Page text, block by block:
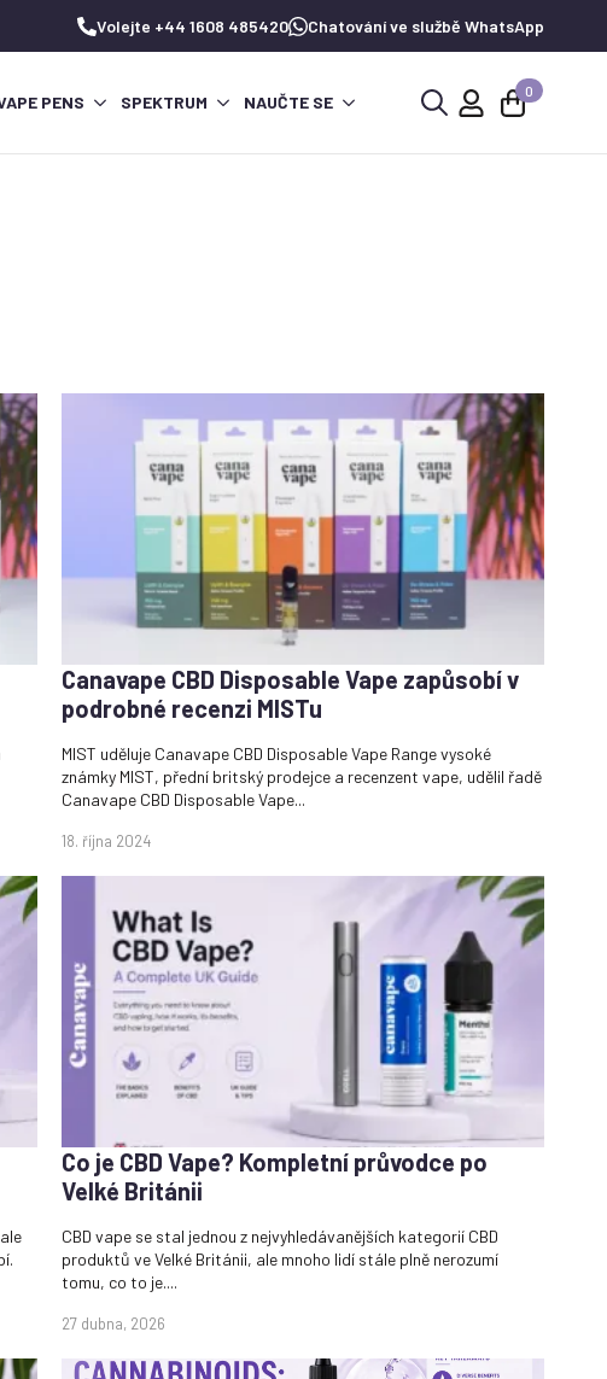
Volejte +44 1608 485420 Chatování ve službě WhatsApp
PENS SPEKTRUM NAUČTE SE
0
Canavape CBD Disposable Vape zapůsobí v
podrobné recenzi MISTu
18. října 2024
MIST uděluje Canavape CBD Disposable Vape Range vysoké
známky MIST, přední britský prodejce a recenzent vape, udělil řadě
Canavape CBD Disposable Vape...
Co je CBD Vape? Kompletní průvodce po
Velké Británii
27 dubna, 2026
CBD vape se stal jednou z nejvyhledávanějších kategorií CBD
produktů ve Velké Británii, ale mnoho lidí stále plně nerozumí
tomu, co to je....